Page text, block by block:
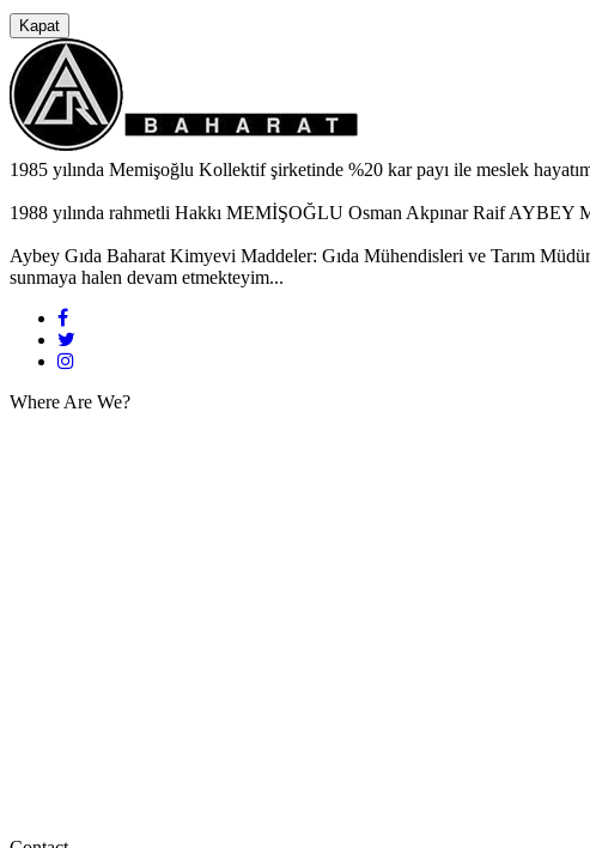
Kapat
1985 yılında Memişoğlu Kollektif şirketinde %20 kar payı ile meslek
1988 yılında rahmetli Hakkı MEMİŞOĞLU Osman Akpınar Raif AYBEY
Aybey Gıda Baharat Kimyevi Maddeler: Gıda Mühendisleri ve Tarım
sunmaya halen devam etmekteyim...
Where Are We?